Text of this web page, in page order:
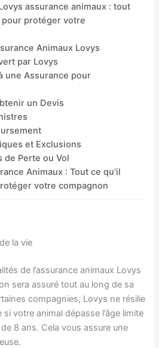
assurance animaux : tout
protéger votre
Animaux Lovys
par Lovys
une Assurance pour
un Devis
et Exclusions
de Perte ou Vol
Animaux : Tout ce qu'il
votre compagnon
la vie
de l’assurance animaux Lovys
sera assuré tout au long de sa
compagnies, Lovys ne résilie
votre animal dépasse l’âge limite
8 ans. Cela vous assure une